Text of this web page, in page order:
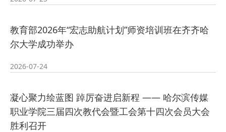
—— 哈
· 强化政治担当 锤炼过硬本领--哈尔
2026-07-23
教育部2026年“宏志助航计划”师资培训班在齐齐哈
尔大学成功举办
2026-07-24
凝心聚力绘蓝图 踔厉奋进启新程 —— 哈尔滨传媒
职业学院三届四次教代会暨工会第十四次会员大会
胜利召开